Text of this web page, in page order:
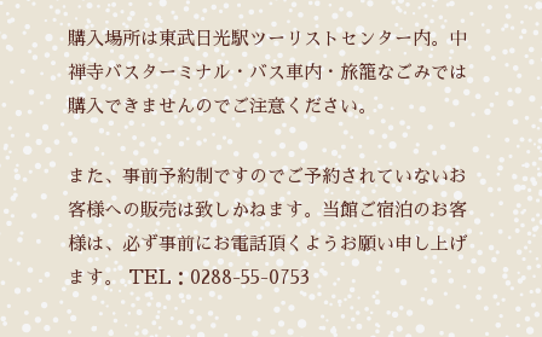
購入場所は東武日光駅ツーリストセンター内。中
禅寺バスターミナル・バス車内・旅籠なごみでは
購入できませんのでご注意ください。
また、事前予約制ですのでご予約されていないお
客様への販売は致しかねます。当館ご宿泊のお客
様は、必ず事前にお電話頂くようお願い申し上げ
ます。TEL：0288-55-0753